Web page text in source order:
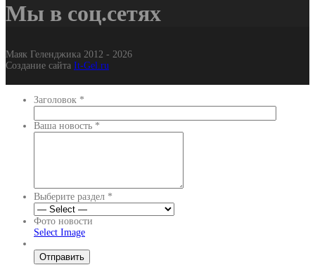
Мы в соц.сетях
Маяк Геленджика 2012 - 2026
Создание сайта It-Gel.ru
Заголовок *
Ваша новость *
Выберите раздел *
Фото новости
Select Image